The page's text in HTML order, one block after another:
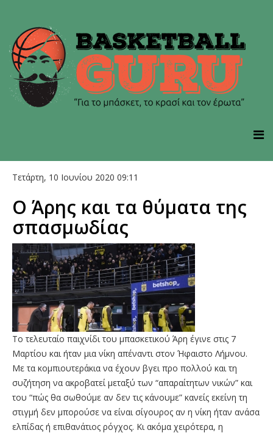
Τετάρτη, 10 Ιουνίου 2020 09:11
Ο Άρης και τα θύματα της
σπασμωδίας
Το τελευταίο παιχνίδι του μπασκετικού Άρη έγινε στις 7
Μαρτίου και ήταν μια νίκη απέναντι στον Ήφαιστο Λήμνου.
Με τα κομπιουτεράκια να έχουν βγει προ πολλού και τη
συζήτηση να ακροβατεί μεταξύ των “απαραίτητων νικών” και
του “πώς θα σωθούμε αν δεν τις κάνουμε” κανείς εκείνη τη
στιγμή δεν μπορούσε να είναι σίγουρος αν η νίκη ήταν ανάσα
ελπίδας ή επιθανάτιος ρόγχος. Κι ακόμα χειρότερα, η